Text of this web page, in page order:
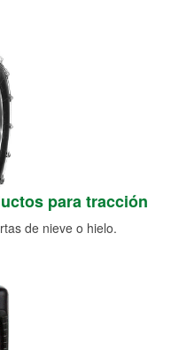
para tracción
de nieve o hielo.